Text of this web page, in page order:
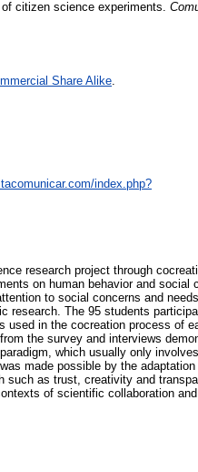
citizen science experiments.
Share Alike
index.php?
research project through
on human behavior and social
to social concerns and
research. The 95 students
in the cocreation process of
the survey and interviews
which usually only
made possible by the
as trust, creativity and
of scientific collaboration